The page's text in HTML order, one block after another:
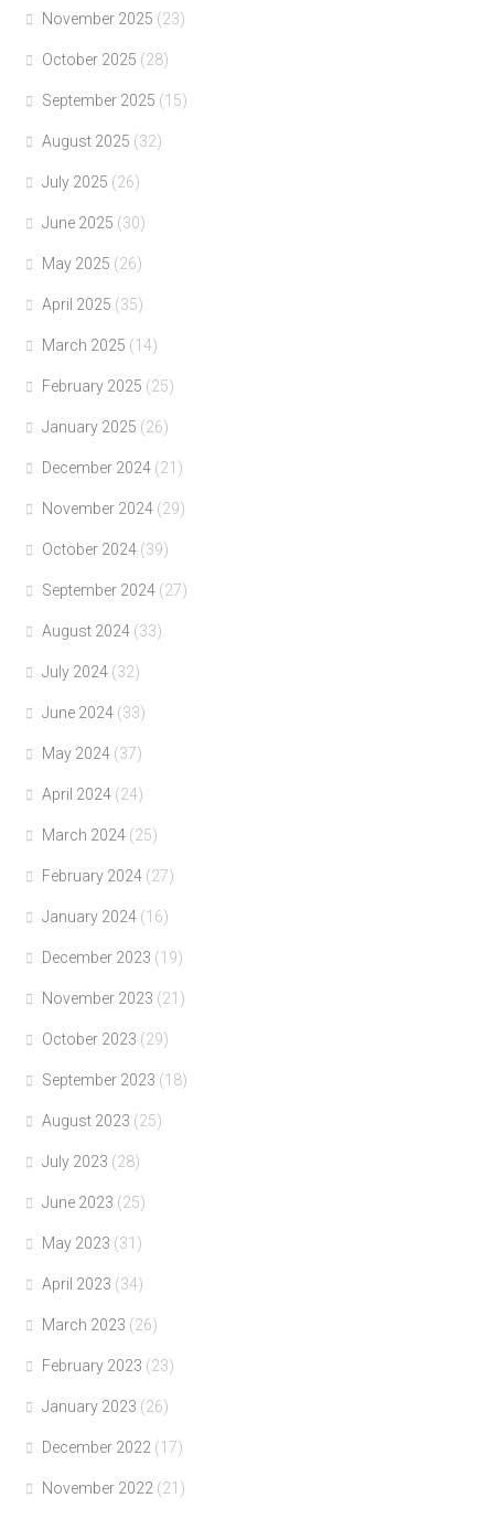
November 2025 (23)
October 2025 (28)
September 2025 (15)
August 2025 (32)
July 2025 (26)
June 2025 (30)
May 2025 (26)
April 2025 (35)
March 2025 (14)
February 2025 (25)
January 2025 (26)
December 2024 (21)
November 2024 (29)
October 2024 (39)
September 2024 (27)
August 2024 (33)
July 2024 (32)
June 2024 (33)
May 2024 (37)
April 2024 (24)
March 2024 (25)
February 2024 (27)
January 2024 (16)
December 2023 (19)
November 2023 (21)
October 2023 (29)
September 2023 (18)
August 2023 (25)
July 2023 (28)
June 2023 (25)
May 2023 (31)
April 2023 (34)
March 2023 (26)
February 2023 (23)
January 2023 (26)
December 2022 (17)
November 2022 (21)